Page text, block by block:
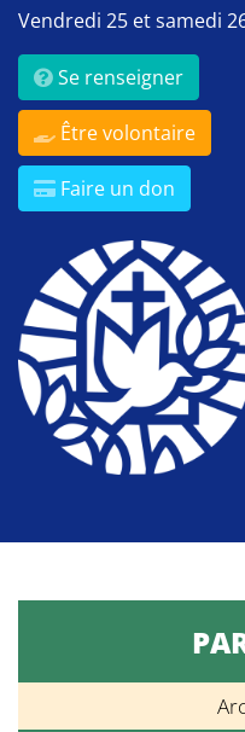
Vendredi 25 et samedi
Se renseigner
Être volontaire
Faire un don